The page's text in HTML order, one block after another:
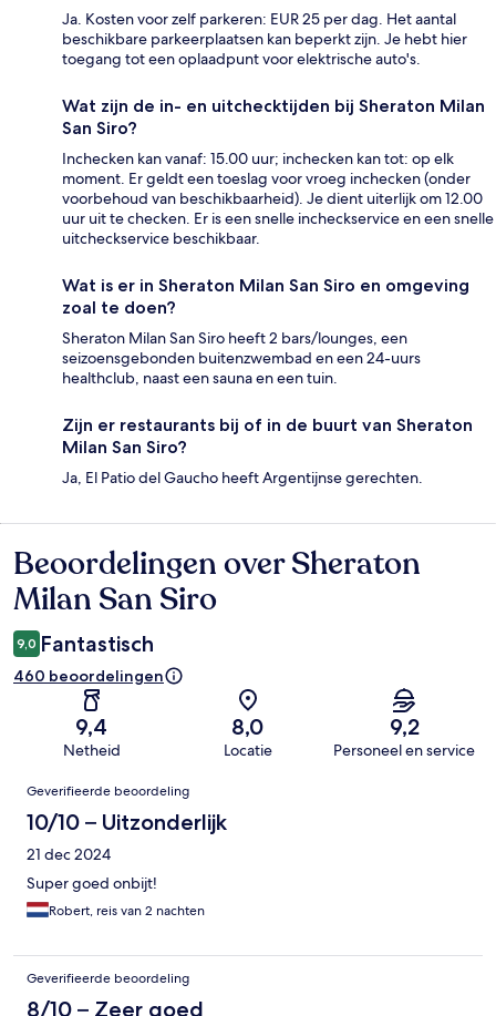
Ja. Kosten voor zelf parkeren: EUR 25 per dag. Het aantal
beschikbare parkeerplaatsen kan beperkt zijn. Je hebt hier
toegang tot een oplaadpunt voor elektrische auto's.
Wat zijn de in- en uitchecktijden bij Sheraton Milan
San Siro?
Inchecken kan vanaf: 15.00 uur; inchecken kan tot: op elk
moment. Er geldt een toeslag voor vroeg inchecken (onder
voorbehoud van beschikbaarheid). Je dient uiterlijk om 12.00
uur uit te checken. Er is een snelle incheckservice en een snelle
uitcheckservice beschikbaar.
Wat is er in Sheraton Milan San Siro en omgeving
zoal te doen?
Sheraton Milan San Siro heeft 2 bars/lounges, een
seizoensgebonden buitenzwembad en een 24-uurs
healthclub, naast een sauna en een tuin.
Zijn er restaurants bij of in de buurt van Sheraton
Milan San Siro?
Ja, El Patio del Gaucho heeft Argentijnse gerechten.
Beoordelingen
Beoordelingen over Sheraton
Milan San Siro
9,0 Fantastisch
460 beoordelingen
9,4
Netheid
8,0
Locatie
9,2
Personeel en service
Beoordelingen
Geverifieerde beoordeling
10/10 – Uitzonderlijk
21 dec 2024
Super goed onbijt!
Robert, reis van 2 nachten
Geverifieerde beoordeling
8/10 – Zeer goed